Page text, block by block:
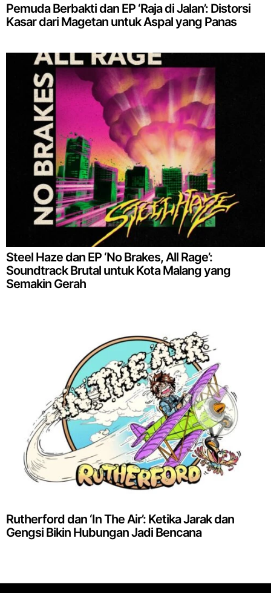
Pemuda Berbakti dan EP ‘Raja di Jalan’: Distorsi
Kasar dari Magetan untuk Aspal yang Panas
Steel Haze dan EP ‘No Brakes, All Rage’:
Soundtrack Brutal untuk Kota Malang yang
Semakin Gerah
Rutherford dan ‘In The Air’: Ketika Jarak dan
Gengsi Bikin Hubungan Jadi Bencana